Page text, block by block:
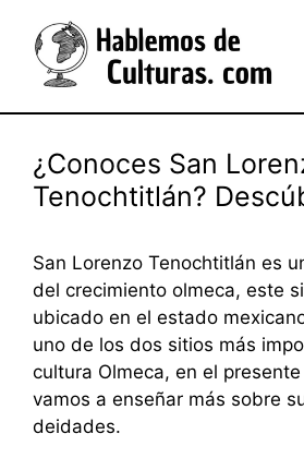
contenido
¿Conoces San
Tenochtitlán?
San Lorenzo Tenochtitlán es
del crecimiento olmeca, este
ubicado en el estado
uno de los dos sitios más
cultura Olmeca, en el
vamos a enseñar más sobre
deidades.